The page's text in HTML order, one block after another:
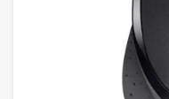
Chuột Logitech Pro
bị cảm biến Hero 2
cho phép bạn dễ
chơi căng thẳng.